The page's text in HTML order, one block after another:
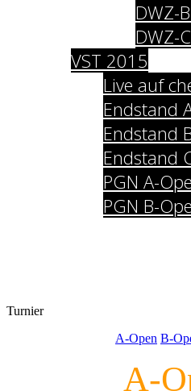
DWZ-
DWZ-
VST 2015
Live auf
Endstand
Endstand
Endstand
PGN A-
PGN B-
Turnier
A-Open B-
A-